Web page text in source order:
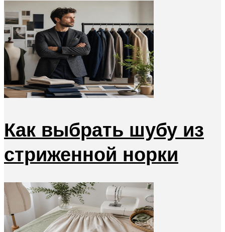
Как выбрать шубу из
стриженной норки